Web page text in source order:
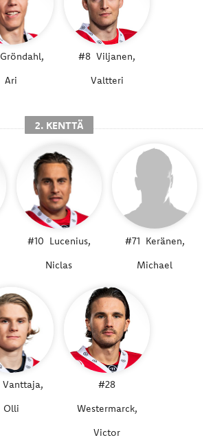
Gröndahl,
Ari
#8 Viljanen,
Valtteri
2. KENTTÄ
#10 Lucenius,
Niclas
#71 Keränen,
Michael
Vanttaja,
Olli
#28
Westermarck,
Victor